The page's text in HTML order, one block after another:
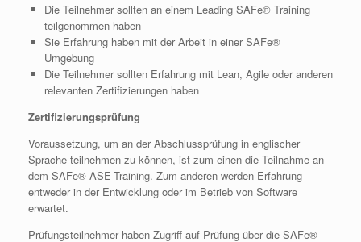
Die Teilnehmer sollten an einem Leading SAFe® Training
teilgenommen haben
Sie Erfahrung haben mit der Arbeit in einer SAFe®
Umgebung
Die Teilnehmer sollten Erfahrung mit Lean, Agile oder anderen
relevanten Zertifizierungen haben
Zertifizierungsprüfung
Voraussetzung, um an der Abschlussprüfung in englischer
Sprache teilnehmen zu können, ist zum einen die Teilnahme an
dem SAFe®-ASE-Training. Zum anderen werden Erfahrung
entweder in der Entwicklung oder im Betrieb von Software
erwartet.
Prüfungsteilnehmer haben Zugriff auf Prüfung über die SAFe®